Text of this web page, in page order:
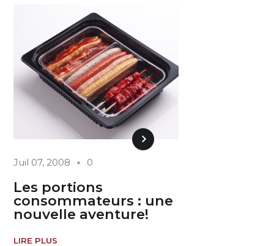
Juil 07, 2008 0
Les portions
consommateurs : une
nouvelle aventure!
LIRE PLUS